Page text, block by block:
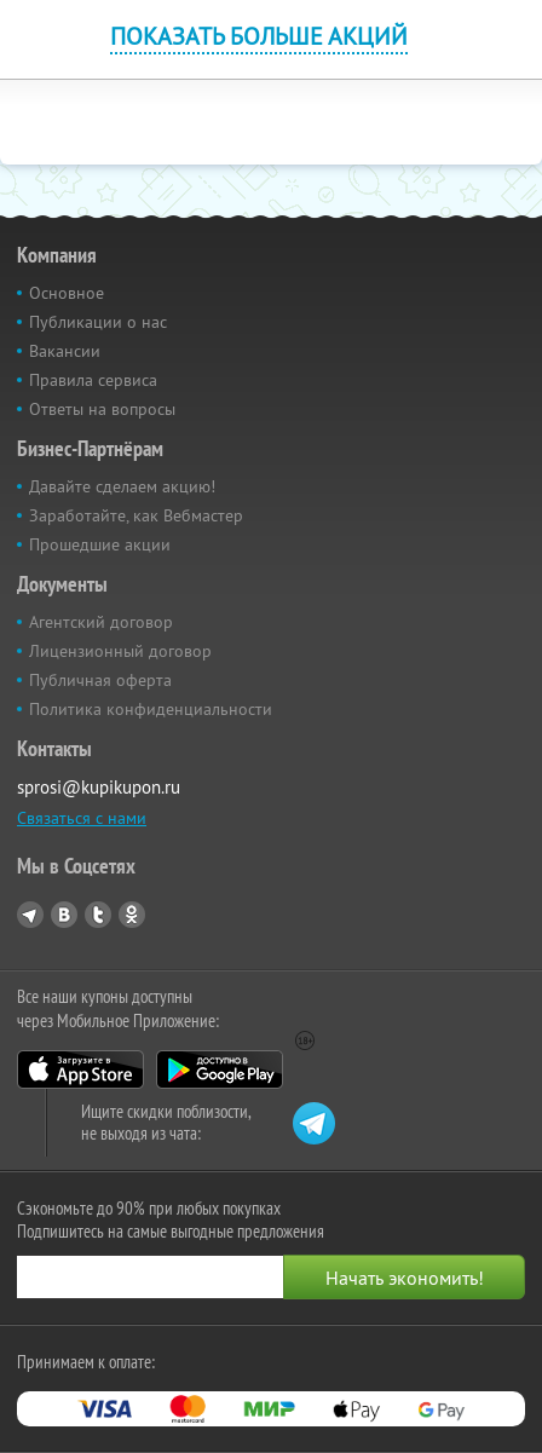
ПОКАЗАТЬ БОЛЬШЕ АКЦИЙ
Компания
Основное
Публикации о нас
Вакансии
Правила сервиса
Ответы на вопросы
Бизнес-Партнёрам
Давайте сделаем акцию!
Заработайте, как Вебмастер
Прошедшие акции
Документы
Агентский договор
Лицензионный договор
Публичная оферта
Политика конфиденциальности
Контакты
sprosi@kupikupon.ru
Связаться с нами
Мы в Соцсетях
Все наши купоны доступны
через Мобильное Приложение:
Ищите скидки поблизости,
не выходя из чата:
Сэкономьте до 90% при любых покупках
Подпишитесь на самые выгодные предложения
Принимаем к оплате: